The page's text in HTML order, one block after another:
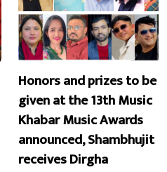
Honors and prizes to be
given at the 13th Music
Khabar Music Awards
announced, Shambhujit
receives Dirgha